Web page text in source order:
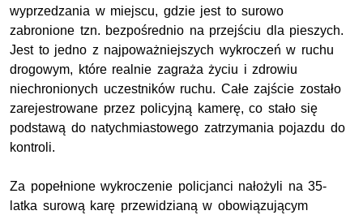
wyprzedzania w miejscu, gdzie jest to surowo
zabronione tzn. bezpośrednio na przejściu dla pieszych.
Jest to jedno z najpoważniejszych wykroczeń w ruchu
drogowym, które realnie zagraża życiu i zdrowiu
niechronionych uczestników ruchu. Całe zajście zostało
zarejestrowane przez policyjną kamerę, co stało się
podstawą do natychmiastowego zatrzymania pojazdu do
kontroli.
Za popełnione wykroczenie policjanci nałożyli na 35-
latka surową karę przewidzianą w obowiązującym